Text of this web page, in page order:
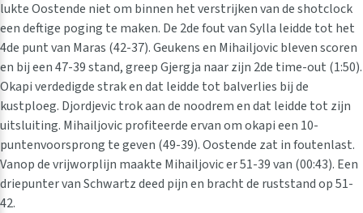
lukte Oostende niet om binnen het verstrijken van de shotclock
een deftige poging te maken. De 2de fout van Sylla leidde tot het
4de punt van Maras (42-37). Geukens en Mihailjovic bleven scoren
en bij een 47-39 stand, greep Gjergja naar zijn 2de time-out (1:50).
Okapi verdedigde strak en dat leidde tot balverlies bij de
kustploeg. Djordjevic trok aan de noodrem en dat leidde tot zijn
uitsluiting. Mihailjovic profiteerde ervan om okapi een 10-
puntenvoorsprong te geven (49-39). Oostende zat in foutenlast.
Vanop de vrijworplijn maakte Mihailjovic er 51-39 van (00:43). Een
driepunter van Schwartz deed pijn en bracht de ruststand op 51-
42.